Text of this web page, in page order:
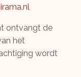
ontvangt de
het
wordt